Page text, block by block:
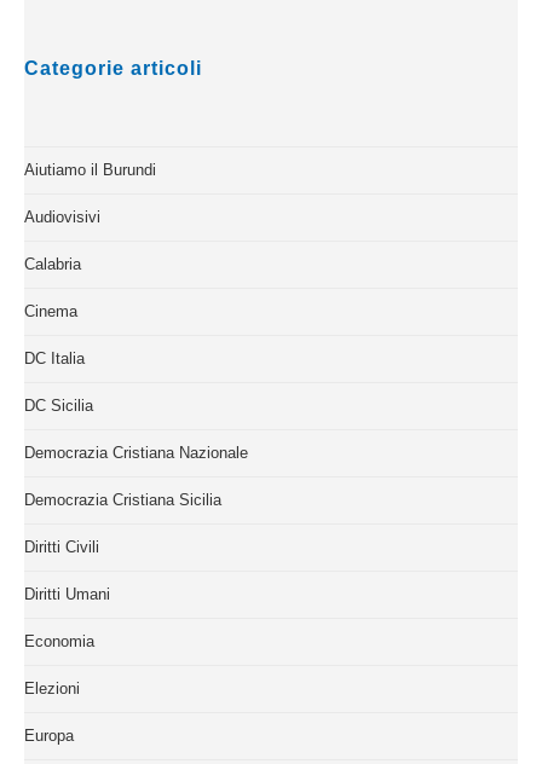
Categorie articoli
Aiutiamo il Burundi
Audiovisivi
Calabria
Cinema
DC Italia
DC Sicilia
Democrazia Cristiana Nazionale
Democrazia Cristiana Sicilia
Diritti Civili
Diritti Umani
Economia
Elezioni
Europa